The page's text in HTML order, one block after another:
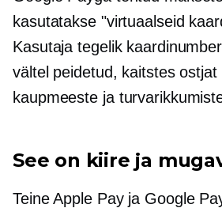
kasutatakse "virtuaalseid
Kasutaja tegelik
vältel peidetud, kaitstes ostjat
kaupmeeste ja
See on kiire ja
Teine Apple Pay ja Google